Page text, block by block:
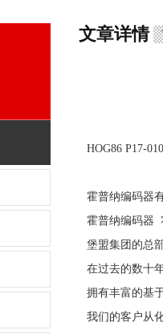
文章详情
HOG86 P17-
霍普纳编码器
霍普纳编码器
堡盟集团的总
在过去的数十
拥有丰富的基
我们的客户从